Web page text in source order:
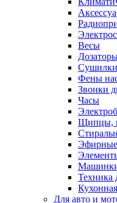
Весы
Сушилки
Фены
Звонки
Часы
Щипцы,
Машинки
Техника
Для авто и